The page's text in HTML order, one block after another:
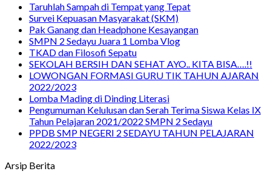
Taruhlah Sampah di Tempat yang Tepat
Survei Kepuasan Masyarakat (SKM)
Pak Ganang dan Headphone Kesayangan
SMPN 2 Sedayu Juara 1 Lomba Vlog
TKAD dan Filosofi Sepatu
SEKOLAH BERSIH DAN SEHAT AYO.. KITA BISA….!!
LOWONGAN FORMASI GURU TIK TAHUN AJARAN
2022/2023
Lomba Mading di Dinding Literasi
Pengumuman Kelulusan dan Serah Terima Siswa Kelas IX
Tahun Pelajaran 2021/2022 SMPN 2 Sedayu
PPDB SMP NEGERI 2 SEDAYU TAHUN PELAJARAN
2022/2023
Arsip Berita